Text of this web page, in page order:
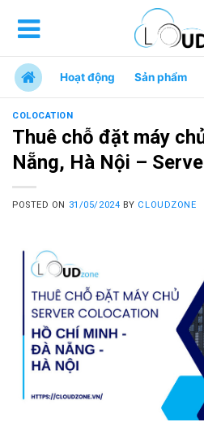
Hoạt động Sản phẩm
COLOCATION
Thuê chỗ đặt máy
Nẵng, Hà Nội –
POSTED ON 31/05/2024 BY CLOUDZONE